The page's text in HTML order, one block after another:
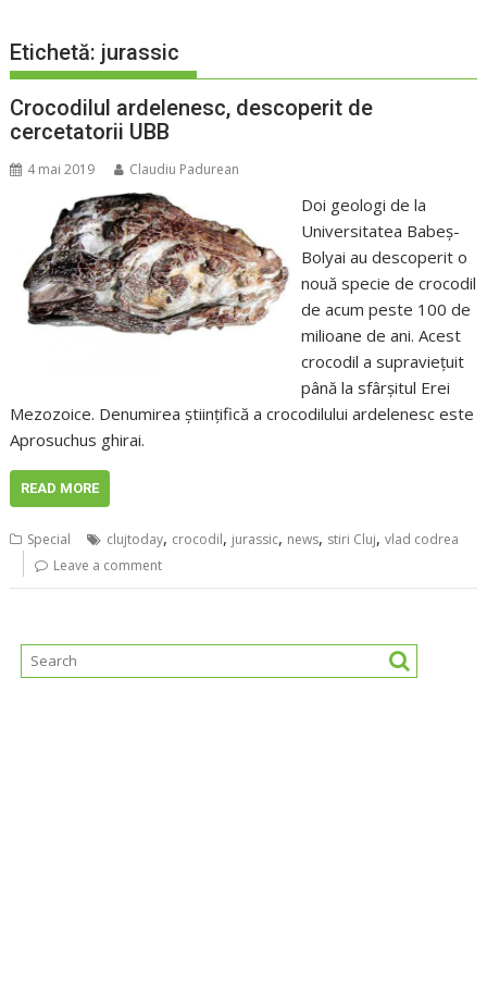
Etichetă: jurassic
Crocodilul ardelenesc, descoperit de
cercetatorii UBB
4 mai 2019 Claudiu Padurean
Doi geologi de la
Universitatea Babeş-
Bolyai au descoperit o
nouă specie de crocodil
de acum peste 100 de
milioane de ani. Acest
crocodil a supravieţuit
până la sfârşitul Erei
Mezozoice. Denumirea ştiinţifică a crocodilului ardelenesc este
Aprosuchus ghirai.
READ MORE
Special clujtoday, crocodil, jurassic, news, stiri Cluj,vlad codrea
Leave a comment